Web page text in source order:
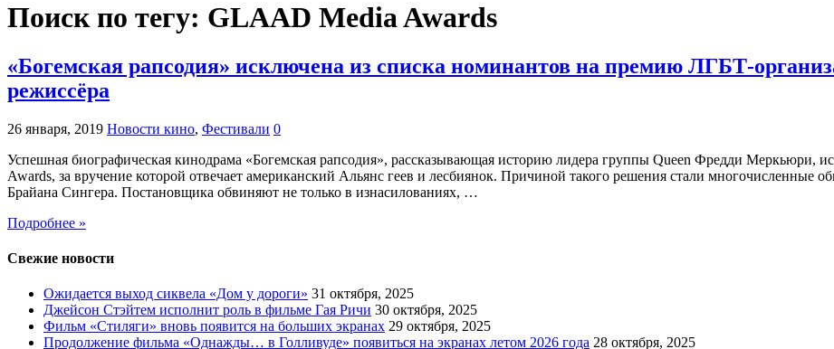
Поиск по тегу: GLAAD Media Awards
«Богемская рапсодия» исключена из списка номинантов на премию ЛГБТ-
режиссёра
26 января, 2019 Новости кино, Фестивали 0
Успешная биографическая кинодрама «Богемская рапсодия», рассказывающая историю лидера группы Queen Фредди Меркьюри,
Awards, за вручение которой отвечает американский Альянс геев и лесбиянок. Причиной такого решения стали многочисленные
Брайана Сингера. Постановщика обвиняют не только в изнасилованиях, …
Подробнее »
Свежие новости
Ожидается выход сиквела «Дом у дороги» 31 октября, 2025
Джейсон Стэйтем исполнит роль в фильме Гая Ричи 30 октября, 2025
Фильм «Стиляги» вновь появится на больших экранах 29 октября, 2025
Продолжение фильма «Однажды… в Голливуде» появиться на экранах летом 2026 года 28 октября, 2025